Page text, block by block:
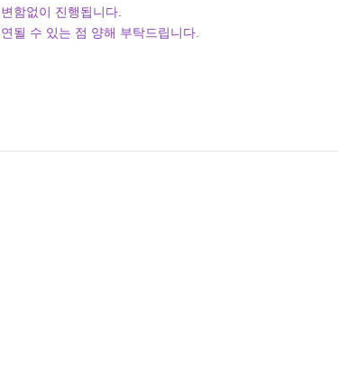
함없이 진행됩니다.
될 수 있는 점 양해 부탁드립니다.